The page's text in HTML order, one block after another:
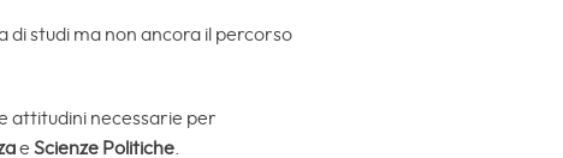
di studi ma non ancora il percorso
attitudini necessarie per
e Scienze Politiche.